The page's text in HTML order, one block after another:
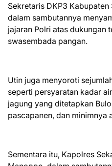
Sekretaris DKP3 Kabupaten
dalam sambutannya
jajaran Polri atas dukungan
swasembada pangan.
Utin juga menyoroti
seperti persyaratan kadar
jagung yang ditetapkan
pascapanen, dan minimnya
Sementara itu, Kapolres